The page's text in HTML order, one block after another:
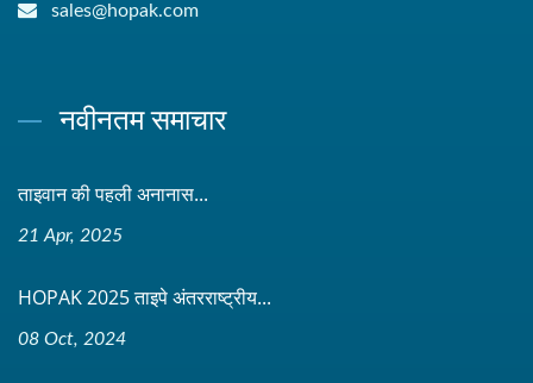
sales@hopak.com
नवीनतम समाचार
ताइवान की पहली अनानास...
21 Apr, 2025
HOPAK 2025 ताइपे अंतरराष्ट्रीय...
08 Oct, 2024